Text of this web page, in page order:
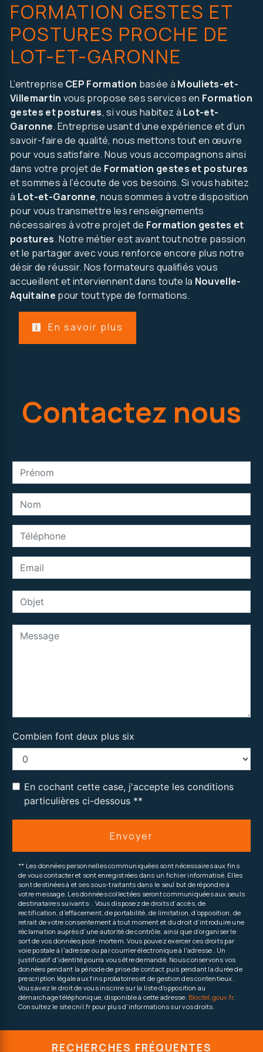
autre..
FORMATION GESTES ET
POSTURES PROCHE DE
LOT-ET-GARONNE
L’entreprise CEP Formation basée à Mouliets-et-
Villemartin vous propose ses services en Formation
gestes et postures, si vous habitez à Lot-et-
Garonne. Entreprise usant d’une expérience et d’un
savoir-faire de qualité, nous mettons tout en œuvre
pour vous satisfaire. Nous vous accompagnons ainsi
dans votre projet de Formation gestes et postures
et sommes à l’écoute de vos besoins. Si vous habitez
à Lot-et-Garonne, nous sommes à votre disposition
pour vous transmettre les renseignements
nécessaires à votre projet de Formation gestes et
postures. Notre métier est avant tout notre passion
et le partager avec vous renforce encore plus notre
désir de réussir. Nos formateurs qualifiés vous
accueillent et interviennent dans toute la Nouvelle-
Aquitaine pour tout type de formations.
En savoir plus
Contactez nous
Combien font deux plus six
En cochant cette case, j'accepte les conditions
particulières ci-dessous **
Envoyer
** Les données personnelles communiquées sont nécessaires aux fins
de vous contacter et sont enregistrées dans un fichier informatisé. Elles
sont destinées à et ses sous-traitants dans le seul but de répondre à
votre message. Les données collectées seront communiquées aux seuls
destinataires suivants: . Vous disposez de droits d’accès, de
rectification, d’effacement, de portabilité, de limitation, d’opposition, de
retrait de votre consentement à tout moment et du droit d’introduire une
réclamation auprès d’une autorité de contrôle, ainsi que d’organiser le
sort de vos données post-mortem. Vous pouvez exercer ces droits par
voie postale à l'adresse ou par courrier électronique à l'adresse . Un
justificatif d'identité pourra vous être demandé. Nous conservons vos
données pendant la période de prise de contact puis pendant la durée de
prescription légale aux fins probatoires et de gestion des contentieux.
Vous avez le droit de vous inscrire sur la liste d'opposition au
démarchage téléphonique, disponible à cette adresse: Bloctel.gouv.fr.
Consultez le site cnil.fr pour plus d’informations sur vos droits.
RECHERCHES FRÉQUENTES